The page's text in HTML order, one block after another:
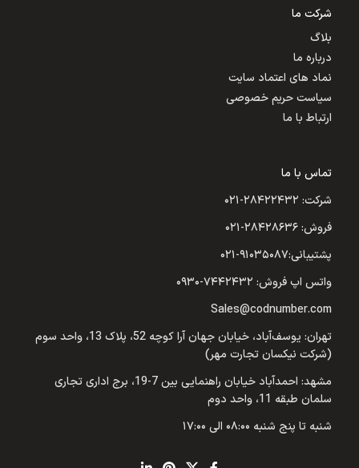
شرکت ما
بلاگ
درباره ما
نماد های اعتماد سایت
سیاست حریم خصوصی
ارتباط با ما
تماس با ما
شرکت: ۲۸۴۲۲۴۳۲-۰۲۱
فروش: ۲۸۴۲۸۶۳۶-۰۲۱
پشتیبانی:۹۱۰۳۵۰۸۷-۰۲۱
واتس اپ فروش: ۷۴۴۲۴۳۲-۰۹۳۰
Sales@codnumber.com
تهران: یوسف‌آباد، خیابان جهان آرا کوچه 52، پلاک 13، واحد سوم
(شرکت نیکسان تجارت مهر)
مشهد: احمدآباد خیابان راهنمایی بین 7-19، برج اداری تجاری
سلمان طبقه 11، واحد دوم
شنبه تا پنج شنبه ۰۸:۰۰ الی ۱۷:۰۰